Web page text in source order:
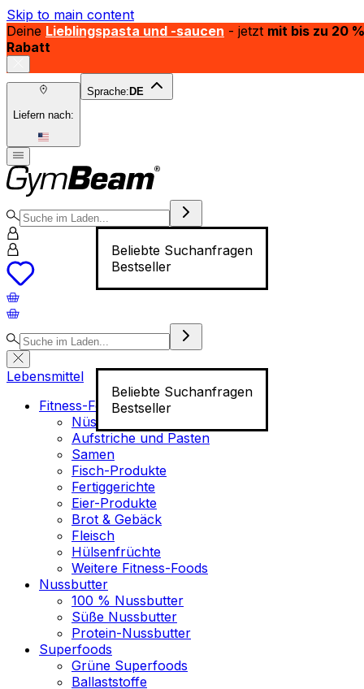
Skip to main content
Deine Lieblingspasta und -saucen - jetzt mit bis zu 20 %
Rabatt
Liefern nach:
Sprache: DE
Beliebte Suchanfragen
Bestseller
Beliebte Suchanfragen
Bestseller
Lebensmittel
Fitness-Food
Nüsse
Aufstriche und Pasten
Samen
Fisch-Produkte
Fertiggerichte
Eier-Produkte
Brot & Gebäck
Fleisch
Hülsenfrüchte
Weitere Fitness-Foods
Nussbutter
100 % Nussbutter
Süße Nussbutter
Protein-Nussbutter
Superfoods
Grüne Superfoods
Ballaststoffe